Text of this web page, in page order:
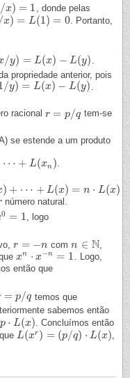
/x) = 1
=1
, donde pelas
/x) = L(1) = 0
(1)= 0
. Portanto,
/y) = L(x) − L(y)
y)=L x)−L(y)
propriedade anterior, pois
/y) = L(x) − L(y)
racionalr = p/q
r=p/ q tem-se
se estende a um produto
⋯ + L(xn ).
) + ⋯ + L(x) = n ⋅ L(x)
número natural.
0 = 1
0 =1 , logo
r = −n
r= −n comn ∈ N
n∈N
xn ⋅ x−n = 1
xn⋅ x −n=1 . Logo,
então que
= p/q
p/q temos que
sabemos então
p ⋅ L(x). Concluímos então
L(xr ) = (p/q) ⋅ L(x)
L(xr)= ( p/q ⋅L(x)
,